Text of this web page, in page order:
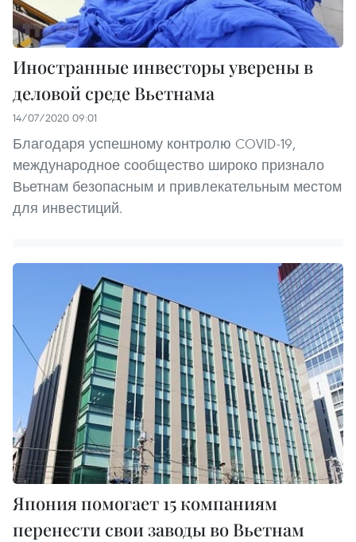
Иностранные инвесторы уверены в
деловой среде Вьетнама
14/07/2020 09:01
Благодаря успешному контролю COVID-19,
международное сообщество широко признало
Вьетнам безопасным и привлекательным местом
для инвестиций.
Япония помогает 15 компаниям
перенести свои заводы во Вьетнам